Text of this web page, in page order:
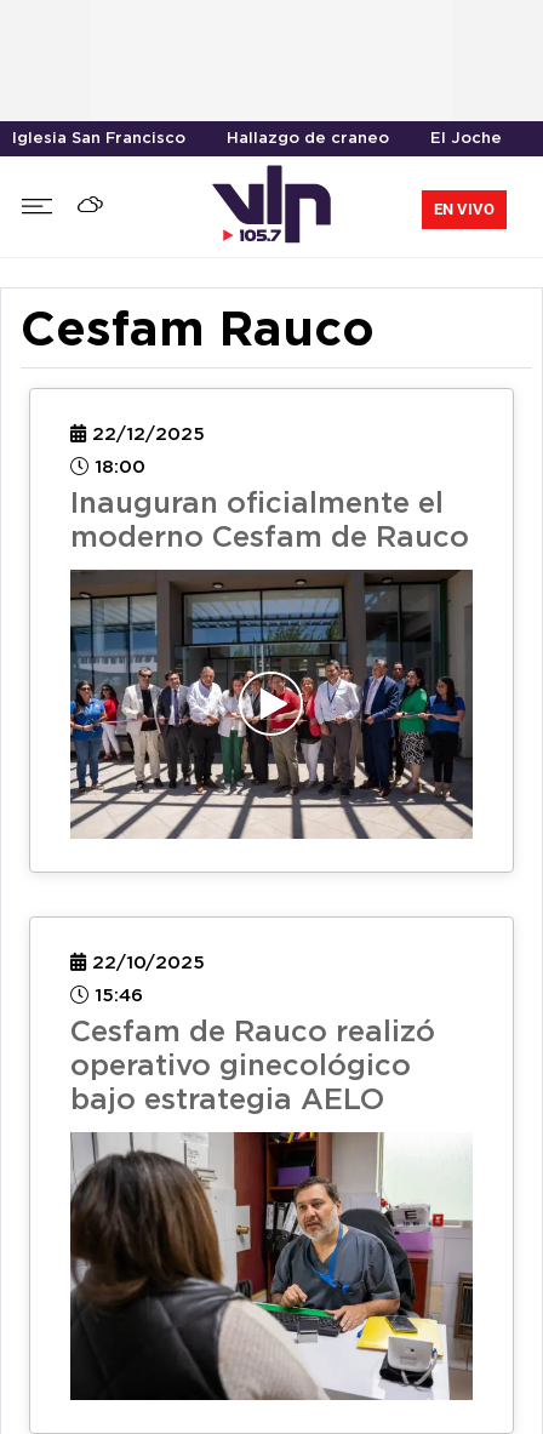
Iglesia San Francisco Hallazgo de craneo El Joche
EN VIVO
Cesfam Rauco
22/12/2025
18:00
Inauguran oficialmente el
moderno Cesfam de Rauco
22/10/2025
15:46
Cesfam de Rauco realizó
operativo ginecológico
bajo estrategia AELO